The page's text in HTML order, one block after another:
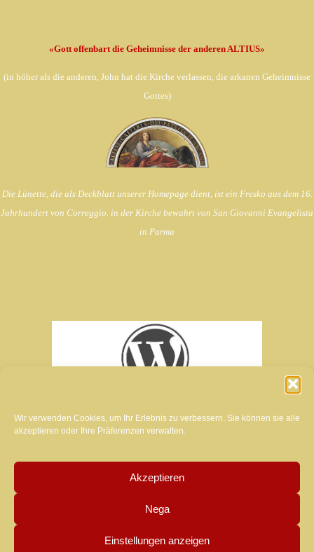
Wir verwenden Cookies, um Ihr Erlebnis zu verbessern. Sie können sie alle
akzeptieren oder Ihre Präferenzen verwalten.
Akzeptieren
Nega
Einstellungen anzeigen
«Gott offenbart die Geheimnisse der anderen ALTIUS»
(in höher als die anderen, John hat die Kirche verlassen, die arkanen Geheimnisse
Gottes)
Die Lünette, die als Deckblatt unserer Homepage dient, ist ein Fresko aus dem 16.
Jahrhundert von Correggio. in der Kirche bewahrt von San Giovanni Evangelista
in Parma
MANUELA LUZZARDI